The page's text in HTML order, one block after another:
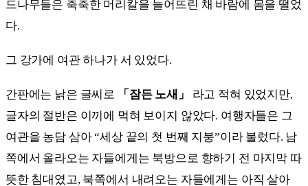
드나무들은 축축한 머리칼을 늘어뜨린 채 바람에 몸을 떨었
다.
그 강가에 여관 하나가 서 있었다.
간판에는 낡은 글씨로 「잠든 노새」
라고 적혀 있었지만,
글자의 절반은 이끼에 먹혀 보이지 않았다. 여행자들은 그
여관을 농담 삼아 “세상 끝의 첫 번째 지붕”이라 불렀다. 남
쪽에서 올라오는 자들에게는 북방으로 향하기 전 마지막 따
뜻한 침대였고, 북쪽에서 내려오는 자들에게는 아직 살아